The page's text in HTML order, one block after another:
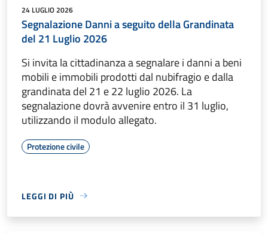
24 LUGLIO 2026
Segnalazione Danni a seguito della Grandinata
del 21 Luglio 2026
Si invita la cittadinanza a segnalare i danni a beni
mobili e immobili prodotti dal nubifragio e dalla
grandinata del 21 e 22 luglio 2026. La
segnalazione dovrà avvenire entro il 31 luglio,
utilizzando il modulo allegato.
Protezione civile
LEGGI DI PIÙ